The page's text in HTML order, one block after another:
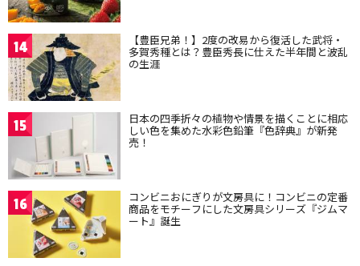
14 【豊臣兄弟！】2度の改易から復活した武将・
多賀秀種とは？豊臣秀長に仕えた半年間と波乱
の生涯
15 日本の四季折々の植物や情景を描くことに相応
しい色を集めた水彩色鉛筆『色辞典』が新発
売！
16 コンビニおにぎりが文房具に！コンビニの定番
商品をモチーフにした文房具シリーズ『ジムマ
ート』誕生